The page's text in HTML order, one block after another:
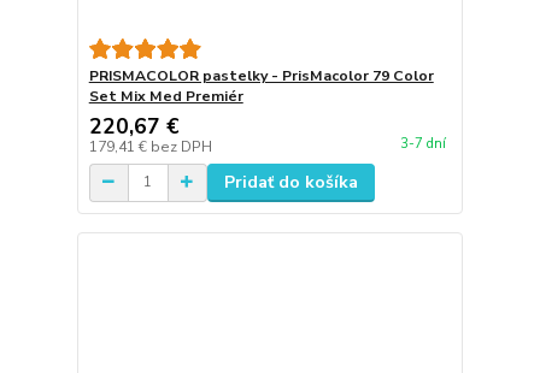
PRISMACOLOR pastelky - PrisMacolor 79 Color
Set Mix Med Premiér
220,67 €
179,41 € bez DPH 3-7 dní
Pridať do košíka